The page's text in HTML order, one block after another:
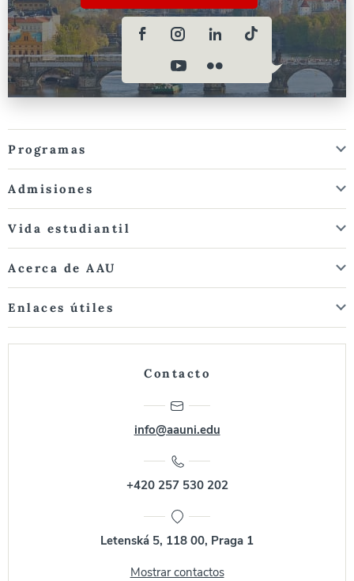
Programas
Admisiones
Vida estudiantil
Acerca de AAU
Enlaces útiles
Contacto
info@aauni.edu
+420 257 530 202
Letenská 5, 118 00, Praga 1
Mostrar contactos